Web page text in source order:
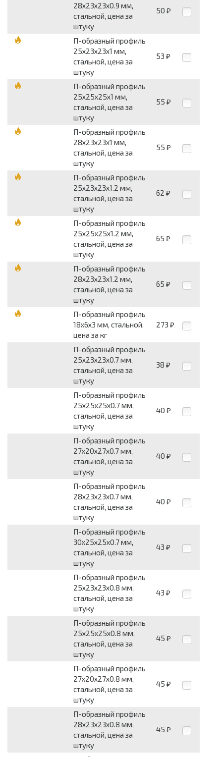
28х23х23х0.9 мм,
стальной, цена за
штуку
50 ₽
П-образный профиль
25х23х23х1 мм,
стальной, цена за
штуку
53 ₽
П-образный профиль
25х25х25х1 мм,
стальной, цена за
штуку
55 ₽
П-образный профиль
28х23х23х1 мм,
стальной, цена за
штуку
55 ₽
П-образный профиль
25х23х23х1.2 мм,
стальной, цена за
штуку
62 ₽
П-образный профиль
25х25х25х1.2 мм,
стальной, цена за
штуку
65 ₽
П-образный профиль
28х23х23х1.2 мм,
стальной, цена за
штуку
65 ₽
П-образный профиль
18х6х3 мм, стальной,
цена за кг
273 ₽
П-образный профиль
25х23х23х0.7 мм,
стальной, цена за
штуку
38 ₽
П-образный профиль
25х25х25х0.7 мм,
стальной, цена за
штуку
40 ₽
П-образный профиль
27х20х27х0.7 мм,
стальной, цена за
штуку
40 ₽
П-образный профиль
28х23х23х0.7 мм,
стальной, цена за
штуку
40 ₽
П-образный профиль
30х25х25х0.7 мм,
стальной, цена за
штуку
43 ₽
П-образный профиль
25х23х23х0.8 мм,
стальной, цена за
штуку
43 ₽
П-образный профиль
25х25х25х0.8 мм,
стальной, цена за
штуку
45 ₽
П-образный профиль
27х20х27х0.8 мм,
стальной, цена за
штуку
45 ₽
П-образный профиль
28х23х23х0.8 мм,
стальной, цена за
штуку
45 ₽